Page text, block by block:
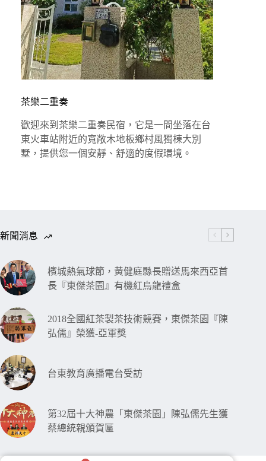
茶樂二重奏
歡迎來到茶樂二重奏民宿，它是一間坐落在台
東火車站附近的寬敞木地板鄉村風獨棟大別
墅，提供您一個安靜、舒適的度假環境。
新聞消息
檳城熱氣球節，黃健庭縣長贈送馬來西亞首
長『東傑茶園』有機紅烏龍禮盒
2018全國紅茶製茶技術競賽，東傑茶園『陳
弘儒』榮獲-亞軍獎
台東教育廣播電台受訪
第32屆十大神農「東傑茶園」陳弘儒先生獲
蔡總統親頒賀匾